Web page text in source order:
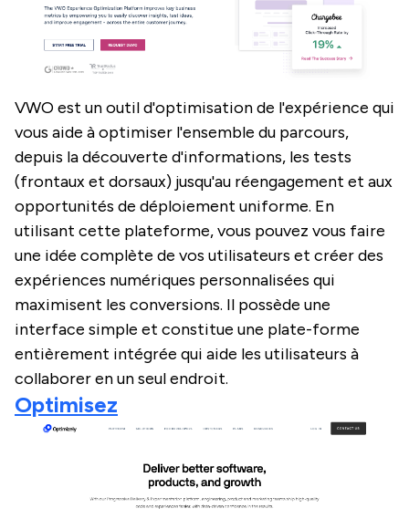
VWO est un outil d'optimisation de l'expérience qui
vous aide à optimiser l'ensemble du parcours,
depuis la découverte d'informations, les tests
(frontaux et dorsaux) jusqu'au réengagement et aux
opportunités de déploiement uniforme. En
utilisant cette plateforme, vous pouvez vous faire
une idée complète de vos utilisateurs et créer des
expériences numériques personnalisées qui
maximisent les conversions. Il possède une
interface simple et constitue une plate-forme
entièrement intégrée qui aide les utilisateurs à
collaborer en un seul endroit.
Optimisez